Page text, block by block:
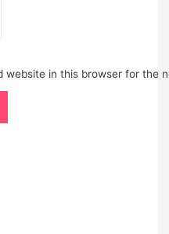
website in this browser for the